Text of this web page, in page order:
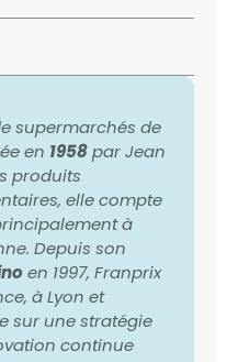
supermarchés de
en 1958par Jean
produits
elle compte
à
Depuis son
en 1997, Franprix
à Lyon et
sur une stratégie
continue